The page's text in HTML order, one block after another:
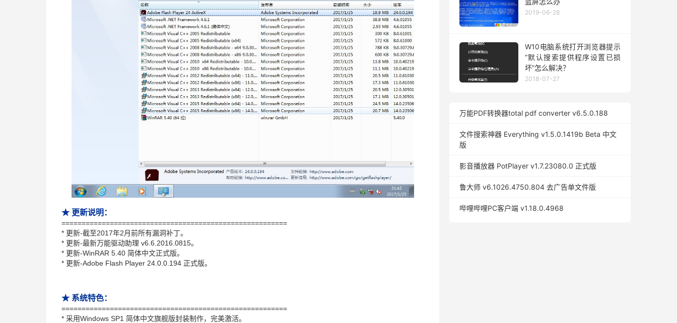
★ 更新说明：
========================================================
* 更新-截至2017年2月前所有漏洞补丁。
* 更新-最新万能驱动助理 v6.6.2016.0815。
* 更新-WinRAR 5.40 简体中文正式版。
* 更新-Adobe Flash Player 24.0.0.194 正式版。
★ 系统特色：
========================================================
* 采用Windows SP1 简体中文旗舰版封装制作，完美激活。
2019-06-28
W10电脑系统打开浏览器提示
“默认搜索提供程序设置已损
坏”怎么解决？
2018-07-27
万能PDF转换器total pdf converter v6.5.0.188
文件搜索神器 Everything v1.5.0.1419b Beta 中文
版
影音播放器 PotPlayer v1.7.23080.0 正式版
鲁大师 v6.1026.4750.804 去广告单文件版
哔哩哔哩PC客户端 v1.18.0.4968